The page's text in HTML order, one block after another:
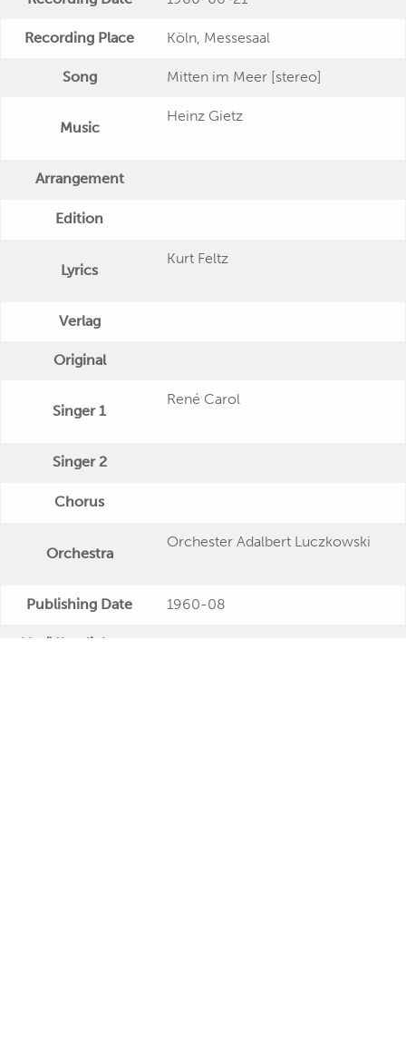
Recording Place Köln, Messesaal
Song Mitten im Meer [stereo]
Music
Heinz Gietz
Arrangement
Edition
Lyrics
Kurt Feltz
Verlag
Original
Singer 1
René Carol
Singer 2
Chorus
Orchestra
Orchester Adalbert Luczkowski
Publishing Date 1960-08
Veröffentlichung